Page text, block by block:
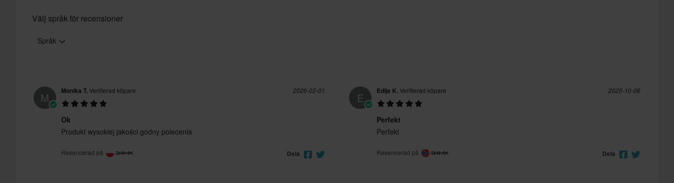
Välj språk för recensioner
Språk
M Monika T.Verifierad köpare 2026-02-01
Ok
Produkt wysokiej jakości godny polecenia
Resencerad på Dela
E Edijs K.Verifierad köpare 2025-10-06
Perfekt
Perfekt
Resencerad på Dela